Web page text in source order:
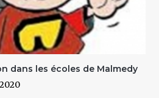
dans les écoles de Malmedy